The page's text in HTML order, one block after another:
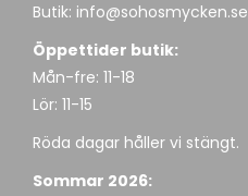
Butik: info@sohosmycken.se
Öppettider butik:
Mån-fre: 11-18
Lör: 11-15
Röda dagar håller vi stängt.
Sommar 2026: